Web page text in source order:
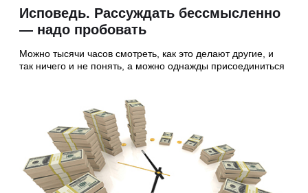
Исповедь. Рассуждать бессмысленно
— надо пробовать
Можно тысячи часов смотреть, как это делают другие, и
так ничего и не понять, а можно однажды присоединиться